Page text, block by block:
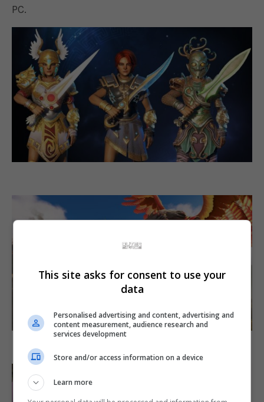
PC.
This site asks for consent to use your
data
Personalised advertising and content, advertising and
content measurement, audience research and
services development
Store and/or access information on a device
Learn more